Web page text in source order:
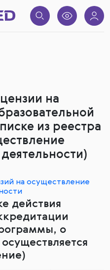
на
из реестра
на осуществление
действия
о